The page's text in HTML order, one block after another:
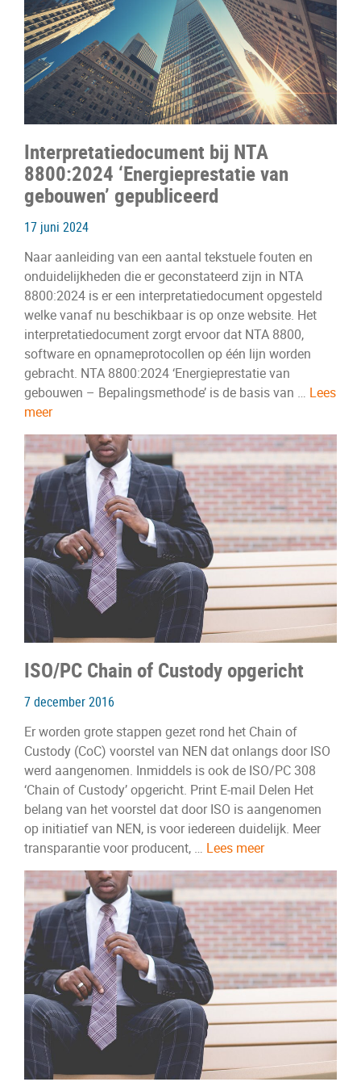
Interpretatiedocument bij NTA
8800:2024 ‘Energieprestatie van
gebouwen’ gepubliceerd
17 juni 2024
Naar aanleiding van een aantal tekstuele fouten en
onduidelijkheden die er geconstateerd zijn in NTA
8800:2024 is er een interpretatiedocument opgesteld
welke vanaf nu beschikbaar is op onze website. Het
interpretatiedocument zorgt ervoor dat NTA 8800,
software en opnameprotocollen op één lijn worden
gebracht. NTA 8800:2024 ‘Energieprestatie van
gebouwen – Bepalingsmethode’ is de basis van … Lees
meer
ISO/PC Chain of Custody opgericht
7 december 2016
Er worden grote stappen gezet rond het Chain of
Custody (CoC) voorstel van NEN dat onlangs door ISO
werd aangenomen. Inmiddels is ook de ISO/PC 308
‘Chain of Custody’ opgericht. Print E-mail Delen Het
belang van het voorstel dat door ISO is aangenomen
op initiatief van NEN, is voor iedereen duidelijk. Meer
transparantie voor producent, … Lees meer